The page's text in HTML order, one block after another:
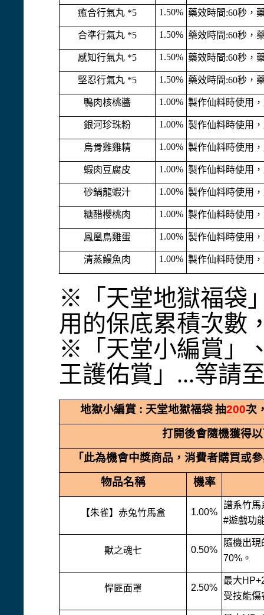
癒合行氣丸 *5 1.50% 藥效時間:60秒，
合準行氣丸 *5 1.50% 藥效時間:60秒，
感知行氣丸 *5 1.50% 藥效時間:60秒，
堅忍行氣丸 *5 1.50% 藥效時間:60秒，
鴨肉核桃醬 1.00% 製作仙料時使用
銀河珍珠粉 1.00% 製作仙料時使用
烏骨雞雞精 1.00% 製作仙料時使用
蝦肉豆腐皮 1.00% 製作仙料時使用
砂鍋龍蝦汁 1.00% 製作仙料時使用
糖醋櫻桃肉 1.00% 製作仙料時使用
鳳凰鳥雞蛋 1.00% 製作仙料時使用
清蒸鰻魚肉 1.00% 製作仙料時使用
※「天堂地獄福袋
用的保底累積次數
※「天堂小編賞」
王護佑賞」...等請
地獄小編賞 : 天堂地獄福袋 抽200次
打開後會隨機獲得
「此為機會中獎商品，消費者購買或
物品名稱
機率
【朱雀】赤兔竹馬盒 1.00%
譜系竹馬
#遊戲功
獸之魂七 0.50%
隨機出
70%。
悍匪面罩 2.50%
最大
受技能傷